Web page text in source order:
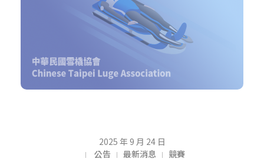
2025 年 9 月 24 日
公告
最新消息 競賽